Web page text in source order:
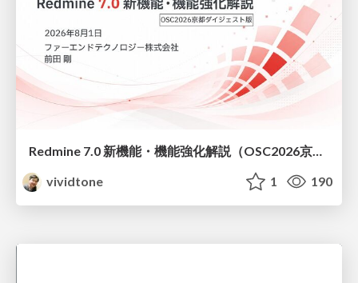
Redmine 7.0 新機能・機能強化解説（OSC2026京都ダイジェスト版）
vividtone
1 190